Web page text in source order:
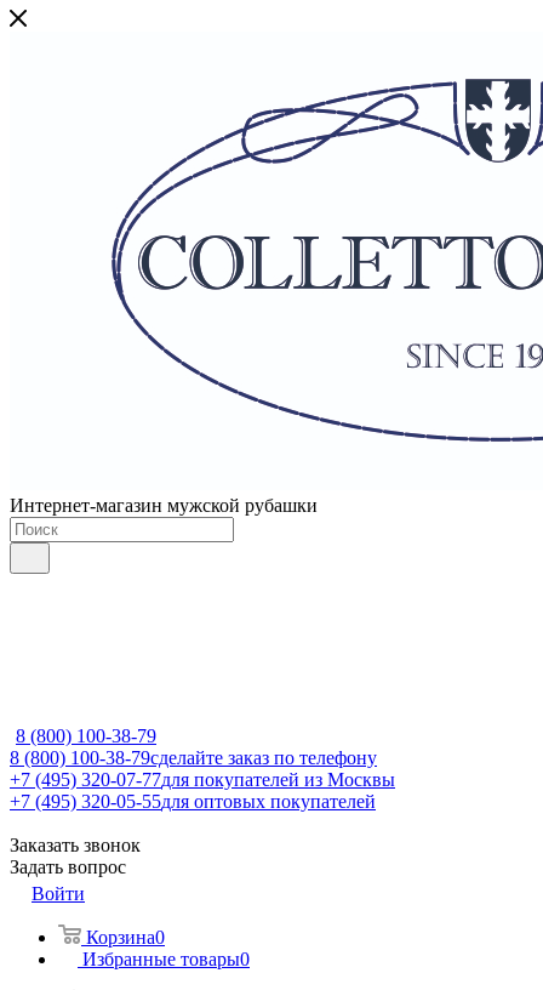
Интернет-магазин мужской рубашки
8 (800) 100-38-79
8 (800) 100-38-79сделайте заказ по телефону
+7 (495) 320-07-77для покупателей из Москвы
+7 (495) 320-05-55для оптовых покупателей
Заказать звонок
Задать вопрос
Войти
Корзина0
Избранные товары0